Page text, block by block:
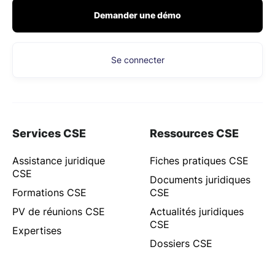
Demander une démo
Se connecter
Services CSE
Assistance juridique
CSE
Formations CSE
PV de réunions CSE
Expertises
Ressources CSE
Fiches pratiques CSE
Documents juridiques
CSE
Actualités juridiques
CSE
Dossiers CSE